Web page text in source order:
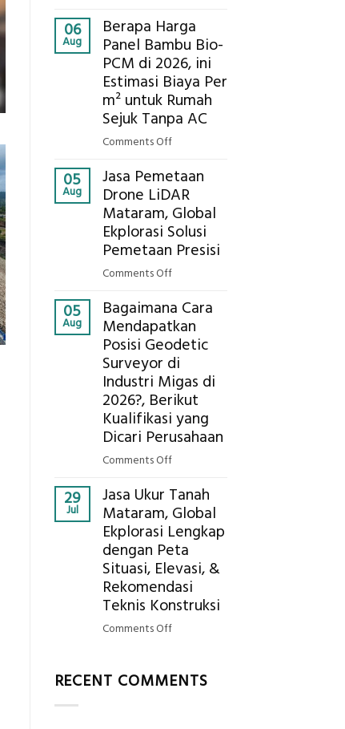
Pemasangan
Bowplank
Mataram,
Global
Ekplorasi.Menggunakan
Alat
untuk
Hasil
Akurat
06
Aug
Berapa Harga
Panel Bambu Bio-
PCM di 2026, ini
Estimasi Biaya Per
m² untuk Rumah
Sejuk Tanpa AC
Comments Offon
Harga
Panel
Bambu
Bio-
PCM
Estimasi
Biaya
Per
m²
untuk
Rumah
Sejuk
Tanpa
AC
05
Aug
Jasa Pemetaan
Drone LiDAR
Mataram, Global
Ekplorasi Solusi
Pemetaan Presisi
Comments Offon
Pemetaan
Drone
LiDAR
Mataram,
Global
Ekplorasi
Solusi
Pemetaan
05
Aug
Bagaimana Cara
Mendapatkan
Posisi Geodetic
Surveyor di
Industri Migas di
2026?, Berikut
Kualifikasi yang
Dicari Perusahaan
Comments Offon
Cara
Mendapatkan
Posisi
Geodetic
Surveyor
di
Industri
Berikut
Kualifikasi
29
Jul
Jasa Ukur Tanah
Mataram, Global
Ekplorasi Lengkap
dengan Peta
Situasi, Elevasi, &
Rekomendasi
Teknis Konstruksi
Comments Offon
Tanah
RECENT COMMENTS